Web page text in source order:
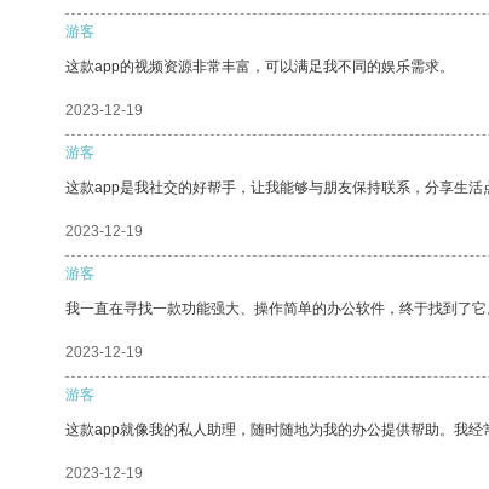
游客
这款app的视频资源非常丰富，可以满足我不同的娱乐需求。
2023-12-19
游客
这款app是我社交的好帮手，让我能够与朋友保持联系，分享生活
2023-12-19
游客
我一直在寻找一款功能强大、操作简单的办公软件，终于找到了
2023-12-19
游客
这款app就像我的私人助理，随时随地为我的办公提供帮助。我
2023-12-19